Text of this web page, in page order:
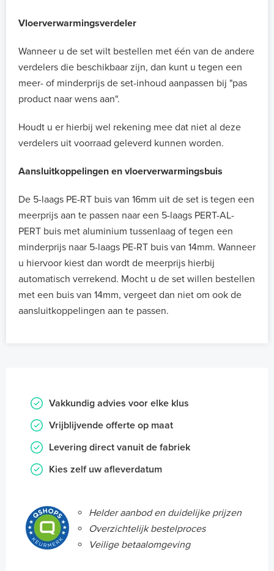
Vloerverwarmingsverdeler
Wanneer u de set wilt bestellen met één van de andere
verdelers die beschikbaar zijn, dan kunt u tegen een
meer- of minderprijs de set-inhoud aanpassen bij "pas
product naar wens aan".
Houdt u er hierbij wel rekening mee dat niet al deze
verdelers uit voorraad geleverd kunnen worden.
Aansluitkoppelingen en vloerverwarmingsbuis
De 5-laags PE-RT buis van 16mm uit de set is tegen een
meerprijs aan te passen naar een 5-laags PERT-AL-
PERT buis met aluminium tussenlaag of tegen een
minderprijs naar 5-laags PE-RT buis van 14mm. Wanneer
u hiervoor kiest dan wordt de meerprijs hierbij
automatisch verrekend. Mocht u de set willen bestellen
met een buis van 14mm, vergeet dan niet om ook de
aansluitkoppelingen aan te passen.
Vakkundig advies voor elke klus
Vrijblijvende offerte op maat
Levering direct vanuit de fabriek
Kies zelf uw afleverdatum
Helder aanbod en duidelijke prijzen
Overzichtelijk bestelproces
Veilige betaalomgeving